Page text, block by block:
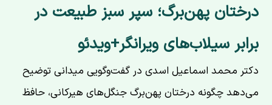
درختان پهن‌برگ؛ سپر سبز طبیعت در
برابر سیلاب‌های ویرانگر+ویدئو
دکتر محمد اسماعیل اسدی در گفت‌وگویی میدانی توضیح
می‌دهد چگونه درختان پهن‌برگ جنگل‌های هیرکانی، حافظ